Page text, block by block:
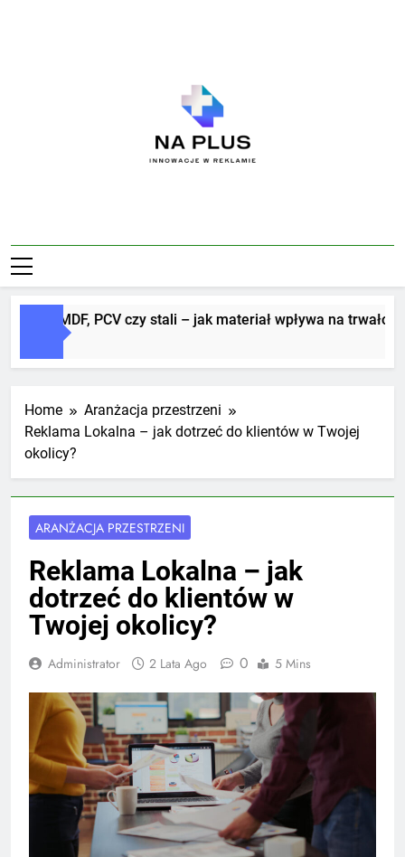
Na Plus
z MDF, PCV czy stali – jak materiał wpływa na trwałość i
Home
Aranżacja przestrzeni
Reklama Lokalna – jak dotrzeć do klientów w Twojej
okolicy?
ARANŻACJA PRZESTRZENI
Reklama Lokalna – jak
dotrzeć do klientów w
Twojej okolicy?
Administrator 2 Lata Ago 0 5 Mins